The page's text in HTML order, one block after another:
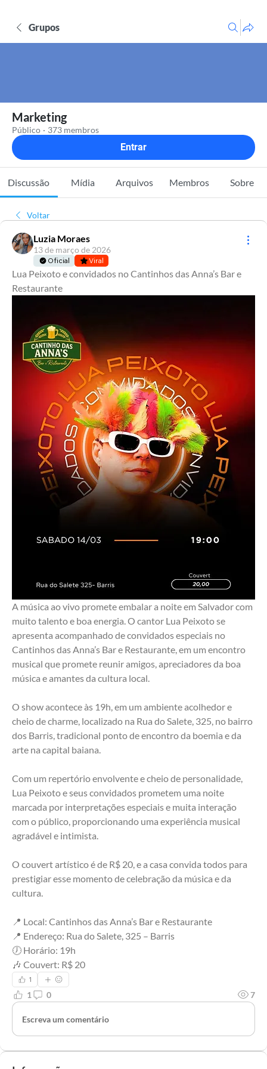
Grupos
Marketing
Público · 373 membros
Entrar
Discussão Mídia Arquivos Membros Sobre
Voltar
Luzia Moraes
13 de março de 2026
Oficial Viral
Lua Peixoto e convidados no Cantinhos das Anna’s Bar e
Restaurante
A música ao vivo promete embalar a noite em Salvador com
muito talento e boa energia. O cantor Lua Peixoto se
apresenta acompanhado de convidados especiais no
Cantinhos das Anna’s Bar e Restaurante, em um encontro
musical que promete reunir amigos, apreciadores da boa
música e amantes da cultura local.
O show acontece às 19h, em um ambiente acolhedor e
cheio de charme, localizado na Rua do Salete, 325, no bairro
dos Barris, tradicional ponto de encontro da boemia e da
arte na capital baiana.
Com um repertório envolvente e cheio de personalidade,
Lua Peixoto e seus convidados prometem uma noite
marcada por interpretações especiais e muita interação
com o público, proporcionando uma experiência musical
agradável e intimista.
O couvert artístico é de R$ 20, e a casa convida todos para
prestigiar esse momento de celebração da música e da
cultura.
📍 Local: Cantinhos das Anna’s Bar e Restaurante
📍 Endereço: Rua do Salete, 325 – Barris
🕖 Horário: 19h
🎶 Couvert: R$ 20
1
1 0 7
Escreva um comentário